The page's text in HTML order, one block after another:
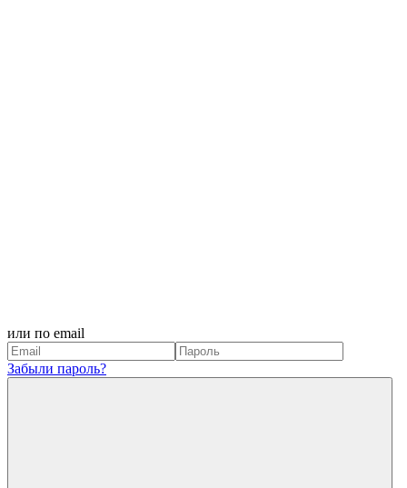
или по email
Забыли пароль?